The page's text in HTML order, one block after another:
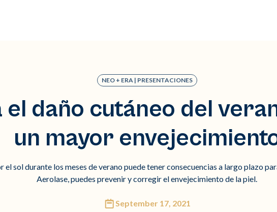
NEO + ERA | PRESENTACIONES
daño cutáneo del
un mayor
el sol durante los meses de verano puede tener consecuencias a largo plazo
Aerolase, puedes prevenir y corregir el envejecimiento de la piel.
September 17, 2021